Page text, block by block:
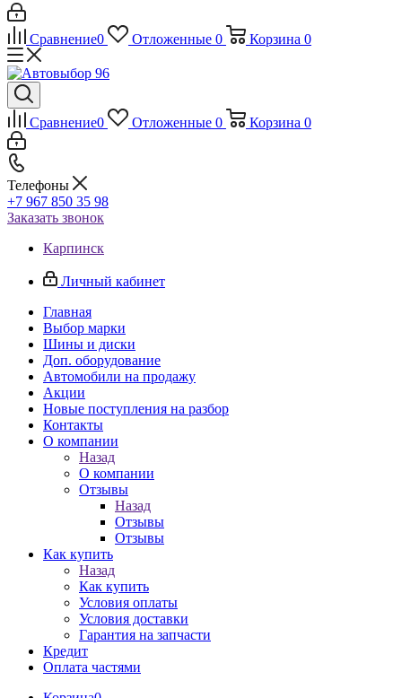
Сравнение0 Отложенные 0 Корзина 0
Сравнение0 Отложенные 0 Корзина 0
Телефоны
+7 967 850 35 98
Заказать звонок
Карпинск
Личный кабинет
Главная
Выбор марки
Шины и диски
Доп. оборудование
Автомобили на продажу
Акции
Новые поступления на разбор
Контакты
О компании
Назад
О компании
Отзывы
Назад
Отзывы
Отзывы
Как купить
Назад
Как купить
Условия оплаты
Условия доставки
Гарантия на запчасти
Кредит
Оплата частями